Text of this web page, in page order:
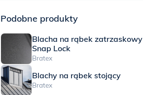
Podobne produkty
Blacha na rąbek zatrzaskowy
Snap Lock
Bratex
Blachy na rąbek stojący
Bratex